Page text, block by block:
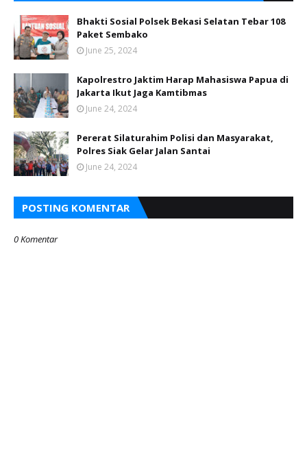
Bhakti Sosial Polsek Bekasi Selatan Tebar 108
Paket Sembako
June 25, 2024
Kapolrestro Jaktim Harap Mahasiswa Papua di
Jakarta Ikut Jaga Kamtibmas
June 24, 2024
Pererat Silaturahim Polisi dan Masyarakat,
Polres Siak Gelar Jalan Santai
June 24, 2024
POSTING KOMENTAR
0 Komentar